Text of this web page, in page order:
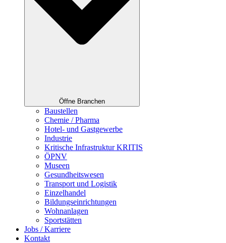
Öffne Branchen
Baustellen
Chemie / Pharma
Hotel- und Gastgewerbe
Industrie
Kritische Infrastruktur KRITIS
ÖPNV
Museen
Gesundheitswesen
Transport und Logistik
Einzelhandel
Bildungseinrichtungen
Wohnanlagen
Sportstätten
Jobs / Karriere
Kontakt